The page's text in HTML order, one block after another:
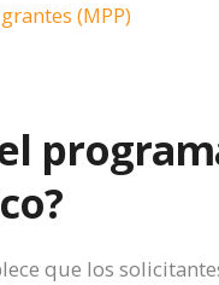
(MPP)
que los